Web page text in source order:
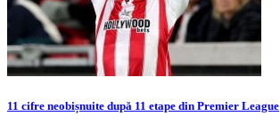
11 cifre neobișnuite după 11 etape din Premier League